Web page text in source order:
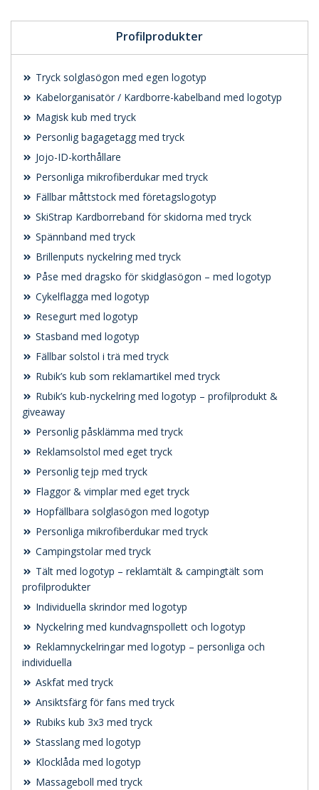
Profilprodukter
Tryck solglasögon med egen logotyp
Kabelorganisatör / Kardborre-kabelband med logotyp
Magisk kub med tryck
Personlig bagagetagg med tryck
Jojo-ID-korthållare
Personliga mikrofiberdukar med tryck
Fällbar måttstock med företagslogotyp
SkiStrap Kardborreband för skidorna med tryck
Spännband med tryck
Brillenputs nyckelring med tryck
Påse med dragsko för skidglasögon – med logotyp
Cykelflagga med logotyp
Resegurt med logotyp
Stasband med logotyp
Fällbar solstol i trä med tryck
Rubik’s kub som reklamartikel med tryck
Rubik’s kub-nyckelring med logotyp – profilprodukt &
giveaway
Personlig påsklämma med tryck
Reklamsolstol med eget tryck
Personlig tejp med tryck
Flaggor & vimplar med eget tryck
Hopfällbara solglasögon med logotyp
Personliga mikrofiberdukar med tryck
Campingstolar med tryck
Tält med logotyp – reklamtält & campingtält som
profilprodukter
Individuella skrindor med logotyp
Nyckelring med kundvagnspollett och logotyp
Reklamnyckelringar med logotyp – personliga och
individuella
Askfat med tryck
Ansiktsfärg för fans med tryck
Rubiks kub 3x3 med tryck
Stasslang med logotyp
Klocklåda med logotyp
Massageboll med tryck